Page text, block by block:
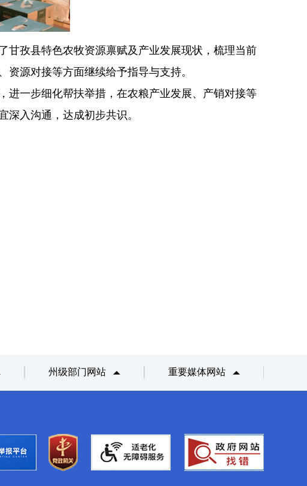
孜县特色农牧资源禀赋及产业发展现状，梳理当前
源对接等方面继续给予指导与支持。
进一步细化帮扶举措，在农粮产业发展、产销对接等
入沟通，达成初步共识。
州级部门网站 重要媒体网站